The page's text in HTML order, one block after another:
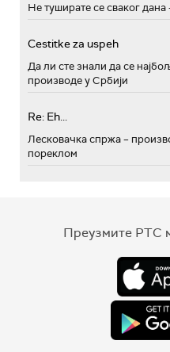
Не туширате се сваког дана
Cestitke za uspeh
Да ли сте знали да се
производе у Србији
Re: Eh...
Лесковачка спржа –
пореклом
Преузмите РТС